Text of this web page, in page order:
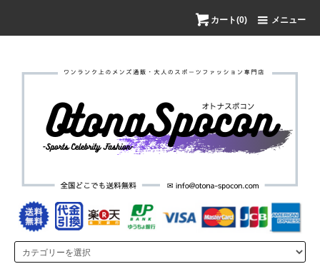
カート(0) メニュー